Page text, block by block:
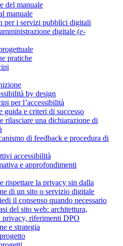
del manuale
manuale
per i servizi pubblici digitali
digitale (e-
pratiche
by design
per l’accessibilità
guida e criteri di successo
rilasciare una dichiarazione di
di feedback e procedura di
accessibilità
e approfondimenti
rispettare la privacy sin dalla
di un sito o servizio digitale
il consenso quando necessario
del sito web: architettura,
privacy, riferimenti DPO
e strategia